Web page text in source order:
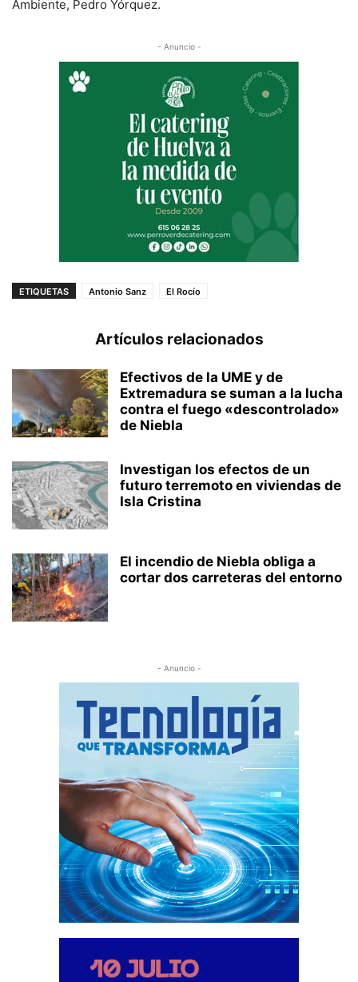
Ambiente, Pedro Yórquez.
- Anuncio -
ETIQUETAS Antonio Sanz El Rocío
Artículos relacionados
Efectivos de la UME y de
Extremadura se suman a la lucha
contra el fuego «descontrolado»
de Niebla
Investigan los efectos de un
futuro terremoto en viviendas de
Isla Cristina
El incendio de Niebla obliga a
cortar dos carreteras del entorno
- Anuncio -